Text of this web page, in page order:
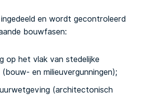
en wordt gecontroleerd
bouwfasen:
op het vlak van stedelijke
en milieuvergunningen);
(architectonisch